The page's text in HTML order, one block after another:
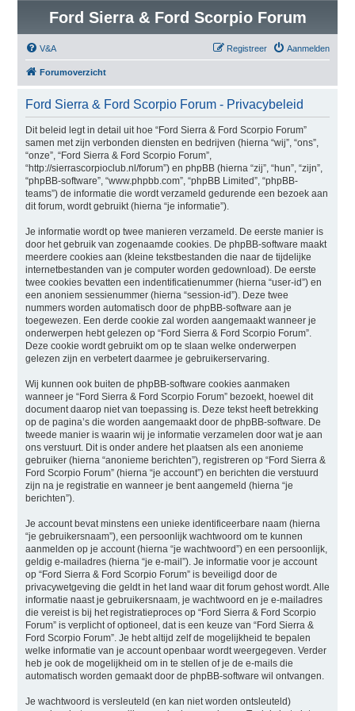
Ford Sierra & Ford Scorpio Forum
V&A Aanmelden
Registreer
Forumoverzicht
Ford Sierra & Ford Scorpio Forum - Privacybeleid
Dit beleid legt in detail uit hoe “Ford Sierra & Ford Scorpio Forum”
samen met zijn verbonden diensten en bedrijven (hierna “wij”, “ons”,
“onze”, “Ford Sierra & Ford Scorpio Forum”,
“http://sierrascorpioclub.nl/forum”) en phpBB (hierna “zij”, “hun”, “zijn”,
“phpBB-software”, “www.phpbb.com”, “phpBB Limited”, “phpBB-
teams”) de informatie die wordt verzameld gedurende een bezoek aan
dit forum, wordt gebruikt (hierna “je informatie”).
Je informatie wordt op twee manieren verzameld. De eerste manier is
door het gebruik van zogenaamde cookies. De phpBB-software maakt
meerdere cookies aan (kleine tekstbestanden die naar de tijdelijke
internetbestanden van je computer worden gedownload). De eerste
twee cookies bevatten een indentificatienummer (hierna “user-id”) en
een anoniem sessienummer (hierna “session-id”). Deze twee
nummers worden automatisch door de phpBB-software aan je
toegewezen. Een derde cookie zal worden aangemaakt wanneer je
onderwerpen hebt gelezen op “Ford Sierra & Ford Scorpio Forum”.
Deze cookie wordt gebruikt om op te slaan welke onderwerpen
gelezen zijn en verbetert daarmee je gebruikerservaring.
Wij kunnen ook buiten de phpBB-software cookies aanmaken
wanneer je “Ford Sierra & Ford Scorpio Forum” bezoekt, hoewel dit
document daarop niet van toepassing is. Deze tekst heeft betrekking
op de pagina’s die worden aangemaakt door de phpBB-software. De
tweede manier is waarin wij je informatie verzamelen door wat je aan
ons verstuurt. Dit is onder andere het plaatsen als een anonieme
gebruiker (hierna “anonieme berichten”), registreren op “Ford Sierra &
Ford Scorpio Forum” (hierna “je account”) en berichten die verstuurd
zijn na je registratie en wanneer je bent aangemeld (hierna “je
berichten”).
Je account bevat minstens een unieke identificeerbare naam (hierna
“je gebruikersnaam”), een persoonlijk wachtwoord om te kunnen
aanmelden op je account (hierna “je wachtwoord”) en een persoonlijk,
geldig e-mailadres (hierna “je e-mail”). Je informatie voor je account
op “Ford Sierra & Ford Scorpio Forum” is beveiligd door de
privacywetgeving die geldt in het land waar dit forum gehost wordt. Alle
informatie naast je gebruikersnaam, je wachtwoord en je e-mailadres
die vereist is bij het registratieproces op “Ford Sierra & Ford Scorpio
Forum” is verplicht of optioneel, dat is een keuze van “Ford Sierra &
Ford Scorpio Forum”. Je hebt altijd zelf de mogelijkheid te bepalen
welke informatie van je account openbaar wordt weergegeven. Verder
heb je ook de mogelijkheid om in te stellen of je de e-mails die
automatisch worden gemaakt door de phpBB-software wil ontvangen.
Je wachtwoord is versleuteld (en kan niet worden ontsleuteld)